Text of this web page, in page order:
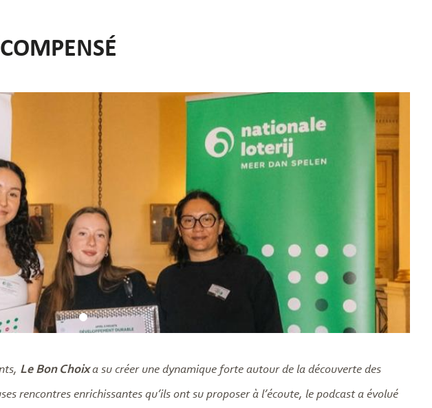
Le Bon Choixa su créer une dynamique forte autour de la découverte des
rencontres enrichissantes qu’ils ont su proposer à l’écoute, le podcast a évolué